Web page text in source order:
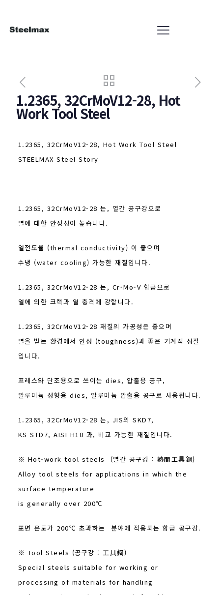
1.2365, 32CrMoV12-28, Hot
Work Tool Steel
1.2365, 32CrMoV12-28, Hot Work Tool Steel
STEELMAX Steel Story
1.2365, 32CrMoV12-28 는, 열간 공구강으로
열에 대한 안정성이 높습니다.
열전도율 (thermal conductivity) 이 좋으며
수냉 (water cooling) 가능한 재질입니다.
1.2365, 32CrMoV12-28 는, Cr-Mo-V 합금으로
열에 의한 크랙과 열 충격에 강합니다.
1.2365, 32CrMoV12-28 재질의 가공성은 좋으며
열을 받는 환경에서 인성 (toughness)과 좋은 기계적 성질
입니다.
프레스와 단조용으로 쓰이는 dies, 압출용 공구,
알루미늄 성형용 dies, 알루미늄 압출용 공구로 사용됩니다.
1.2365, 32CrMoV12-28 는, JIS의 SKD7,
KS STD7, AISI H10 과, 비교 가능한 재질입니다.
※ Hot-work tool steels (열간 공구강 : 熱間工具鋼)
Alloy tool steels for applications in which the
surface temperature
is generally over 200℃
표면 온도가 200℃ 초과하는 분야에 적용되는 합금 공구강.
※ Tool Steels (공구강 : 工具鋼)
Special steels suitable for working or
processing of materials for handling